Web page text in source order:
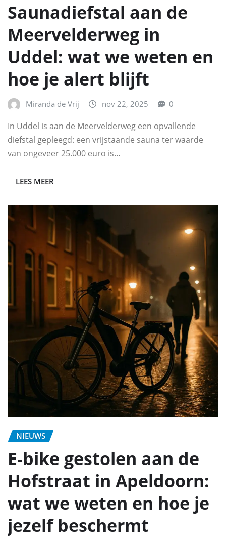
Saunadiefstal aan de
Meervelderweg in
Uddel: wat we weten en
hoe je alert blijft
Miranda de Vrij nov 22, 2025 0
In Uddel is aan de Meervelderweg een opvallende
diefstal gepleegd: een vrijstaande sauna ter waarde
van ongeveer 25.000 euro is…
LEES MEER
NIEUWS
E-bike gestolen aan de
Hofstraat in Apeldoorn:
wat we weten en hoe je
jezelf beschermt